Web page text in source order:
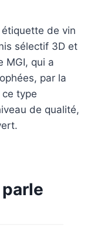
étiquette de vin
sélectif 3D et
MGI, qui a
par la
type
de qualité,